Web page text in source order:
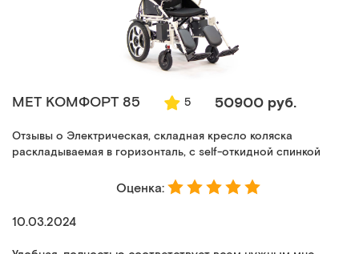
MET КОМФОРТ 85 5 50900 руб.
Отзывы о Электрическая, складная кресло коляска
раскладываемая в горизонталь, с self-откидной спинкой
Оценка:
10.03.2024